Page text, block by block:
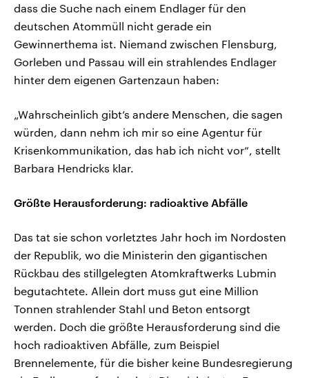
dass die Suche nach einem Endlager für den
deutschen Atommüll nicht gerade ein
Gewinnerthema ist. Niemand zwischen Flensburg,
Gorleben und Passau will ein strahlendes Endlager
hinter dem eigenen Gartenzaun haben:
„Wahrscheinlich gibt’s andere Menschen, die sagen
würden, dann nehm ich mir so eine Agentur für
Krisenkommunikation, das hab ich nicht vor“, stellt
Barbara Hendricks klar.
Größte Herausforderung: radioaktive Abfälle
Das tat sie schon vorletztes Jahr hoch im Nordosten
der Republik, wo die Ministerin den gigantischen
Rückbau des stillgelegten Atomkraftwerks Lubmin
begutachtete. Allein dort muss gut eine Million
Tonnen strahlender Stahl und Beton entsorgt
werden. Doch die größte Herausforderung sind die
hoch radioaktiven Abfälle, zum Beispiel
Brennelemente, für die bisher keine Bundesregierung